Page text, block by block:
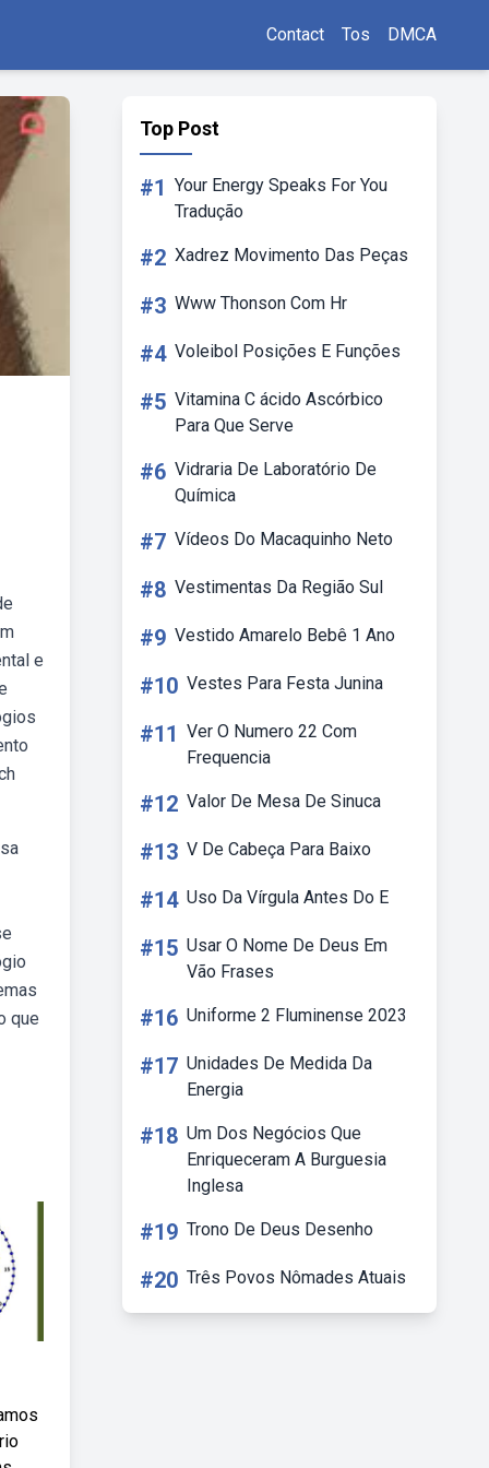
Contact Tos DMCA
e
que
Top Post
#1 Your Energy Speaks For You
Tradução
#2 Xadrez Movimento Das Peças
#3 Www Thonson Com Hr
#4 Voleibol Posições E Funções
#5 Vitamina C ácido Ascórbico
Para Que Serve
#6 Vidraria De Laboratório De
Química
#7 Vídeos Do Macaquinho Neto
#8 Vestimentas Da Região Sul
#9 Vestido Amarelo Bebê 1 Ano
#10 Vestes Para Festa Junina
#11 Ver O Numero 22 Com
Frequencia
#12 Valor De Mesa De Sinuca
#13 V De Cabeça Para Baixo
#14 Uso Da Vírgula Antes Do E
#15 Usar O Nome De Deus Em
Vão Frases
#16 Uniforme 2 Fluminense 2023
#17 Unidades De Medida Da
Energia
#18 Um Dos Negócios Que
Enriqueceram A Burguesia
Inglesa
#19 Trono De Deus Desenho
#20 Três Povos Nômades Atuais